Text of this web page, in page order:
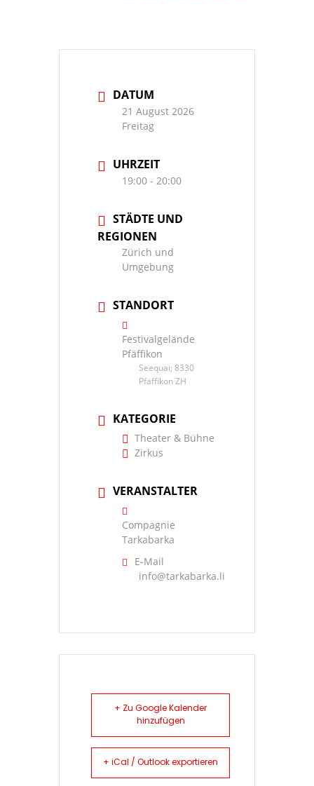
DATUM
21 August 2026
Freitag
UHRZEIT
19:00 - 20:00
STÄDTE UND
REGIONEN
Zürich und
Umgebung
STANDORT
Festivalgelände
Pfäffikon
Seequai; 8330
Pfäffikon ZH
KATEGORIE
Theater & Bühne
Zirkus
VERANSTALTER
Compagnie
Tarkabarka
E-Mail
info@tarkabarka.li
+ Zu Google Kalender
hinzufügen
+ iCal / Outlook exportieren